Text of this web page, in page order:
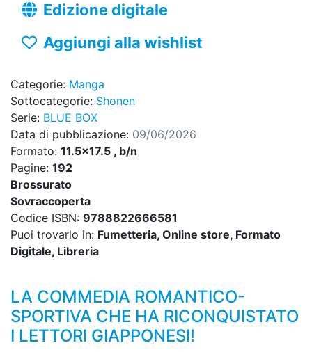
Edizione digitale
Aggiungi alla wishlist
Categorie: Manga
Sottocategorie: Shonen
Serie: BLUE BOX
Data di pubblicazione: 09/06/2026
Formato: 11.5x17.5 , b/n
Pagine: 192
Brossurato
Sovraccoperta
Codice ISBN: 9788822666581
Puoi trovarlo in: Fumetteria, Online store, Formato
Digitale, Libreria
LA COMMEDIA ROMANTICO-
SPORTIVA CHE HA RICONQUISTATO
I LETTORI GIAPPONESI!